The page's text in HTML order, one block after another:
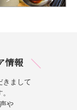
情報
きまして
や